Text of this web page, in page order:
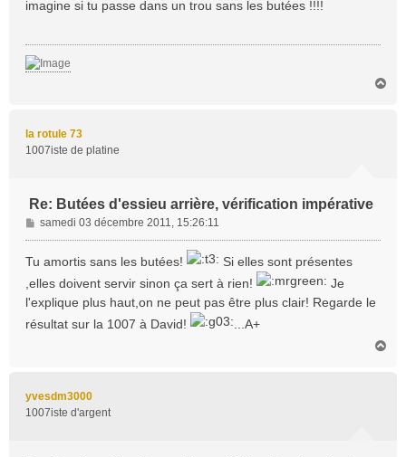
e
imagine si tu passe dans un trou sans les butées !!!!
la rotule 73
1007iste de platine
Re: Butées d'essieu arrière, vérification impérative
M
e
s
a
g
e
samedi 03 décembre 2011, 15:26:11
Tu amortis sans les butées!
Si elles sont présentes
,elles doivent servir sinon ça sert à rien!
Je
l'explique plus haut,on ne peut pas être plus clair! Regarde le
résultat sur la 1007 à David!
...A+
yvesdm3000
1007iste d'argent